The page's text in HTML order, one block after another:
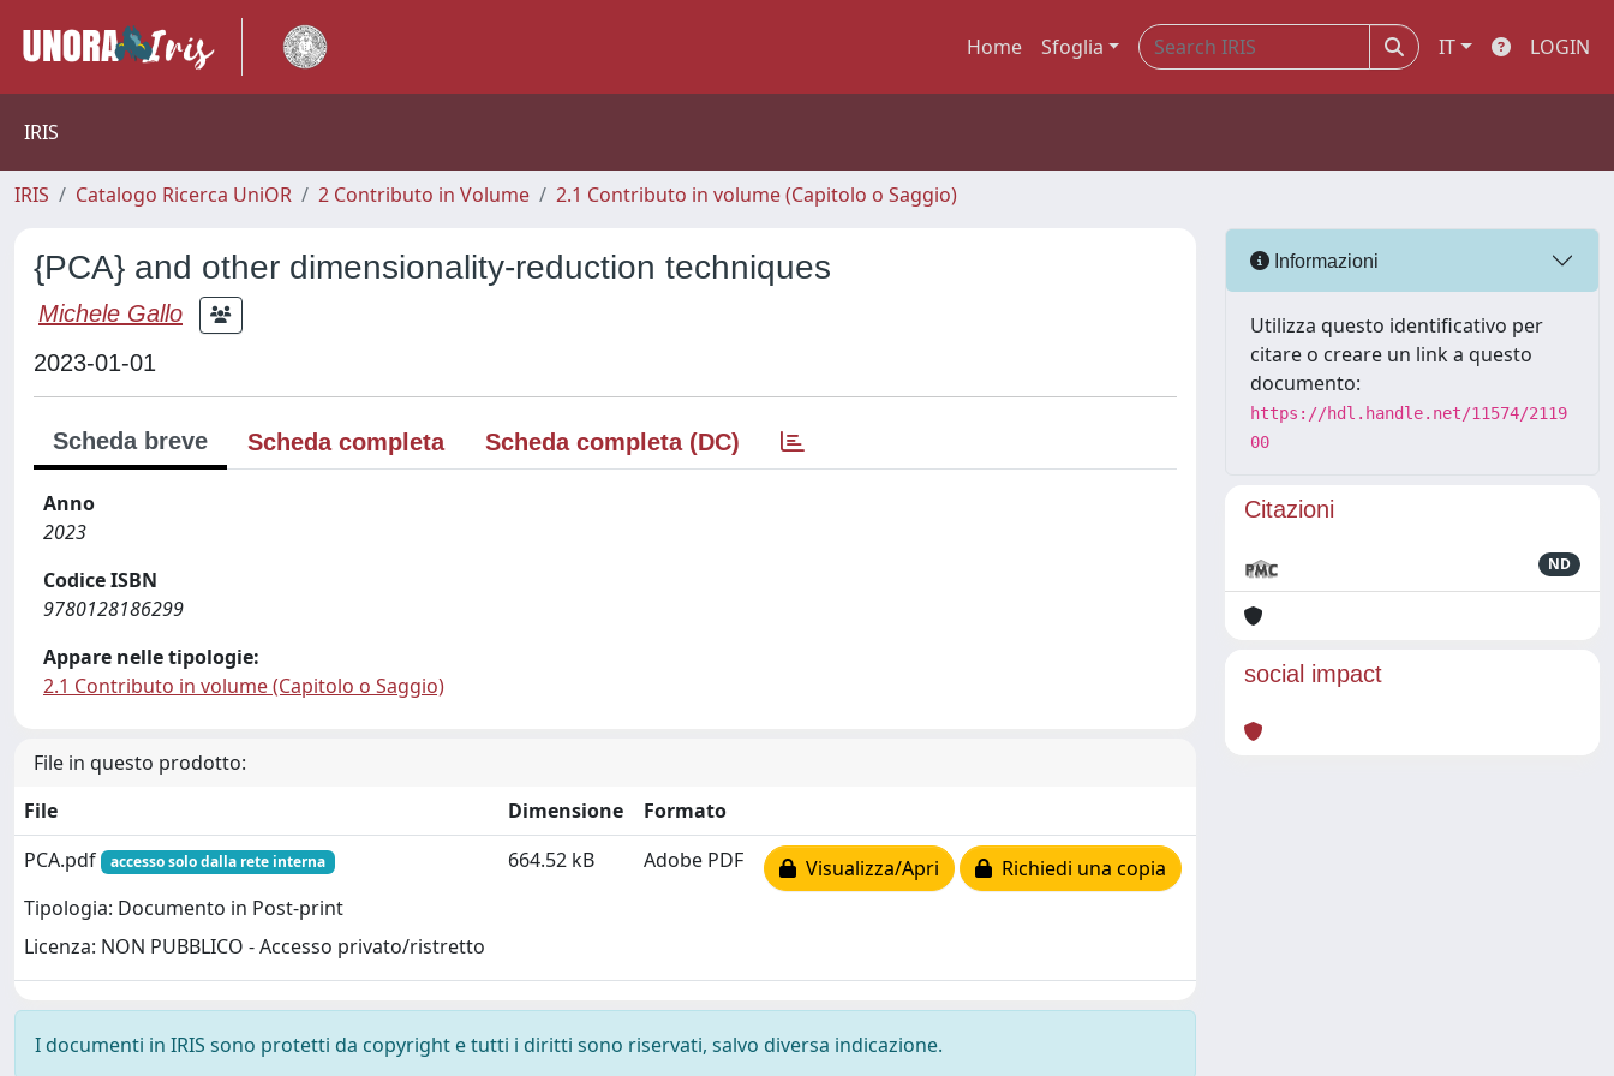
Home Sfoglia IT LOGIN
IRIS
IRIS Catalogo Ricerca UniOR 2 Contributo in Volume 2.1 Contributo in volume (Capitolo o Saggio)
{PCA} and other dimensionality-reduction techniques
Michele Gallo
2023-01-01
Scheda breve Scheda completa Scheda completa (DC)
Anno
2023
Codice ISBN
9780128186299
Appare nelle tipologie:
2.1 Contributo in volume (Capitolo o Saggio)
File in questo prodotto:
File
Dimensione
Formato
PCA.pdf
accesso solo dalla rete interna
Tipologia: Documento in Post-print
Licenza: NON PUBBLICO - Accesso privato/ristretto
664.52 kB Adobe PDF Visualizza/Apri Richiedi una copia
I documenti in IRIS sono protetti da copyright e tutti i diritti sono riservati, salvo diversa indicazione.
Informazioni
Utilizza questo identificativo per
citare o creare un link a questo
documento:
https://hdl.handle.net/11574/2119
00
Citazioni
ND
social impact